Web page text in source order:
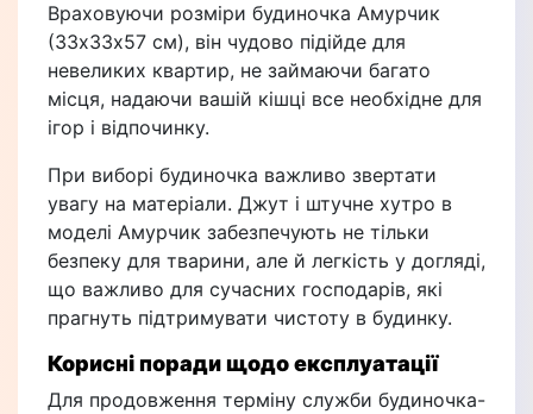
Враховуючи розміри будиночка Амурчик
(33х33х57 см), він чудово підійде для
невеликих квартир, не займаючи багато
місця, надаючи вашій кішці все необхідне для
ігор і відпочинку.
При виборі будиночка важливо звертати
увагу на матеріали. Джут і штучне хутро в
моделі Амурчик забезпечують не тільки
безпеку для тварини, але й легкість у догляді,
що важливо для сучасних господарів, які
прагнуть підтримувати чистоту в будинку.
Корисні поради щодо експлуатації
Для продовження терміну служби будиночка-